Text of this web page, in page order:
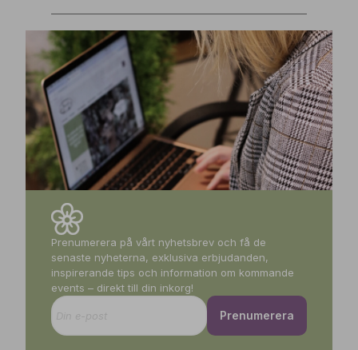
Prenumerera på vårt nyhetsbrev och få de
senaste nyheterna, exklusiva erbjudanden,
inspirerande tips och information om kommande
events – direkt till din inkorg!
Prenumerera